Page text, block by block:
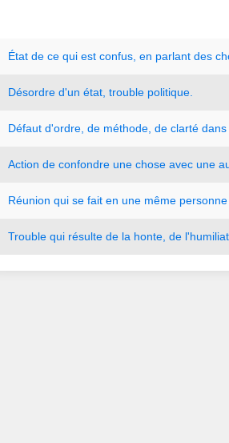
État de ce qui est confus en parlant des
Désordre d'un état trouble politique.
Défaut d'ordre de méthode de clarté dans
Action de confondre une chose avec une
Réunion qui se fait en une même personne
Trouble qui résulte de la honte de l'